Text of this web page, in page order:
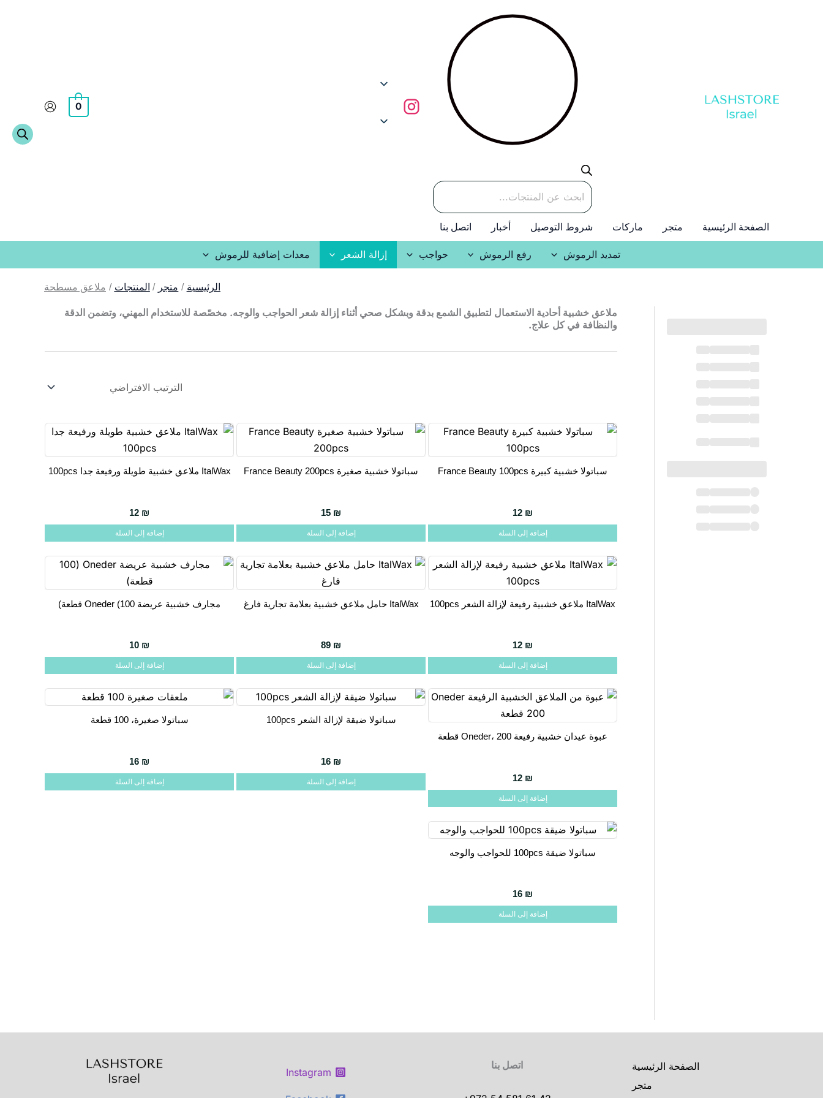
Products
search
0
الصفحة الرئيسية متجر ماركات شروط التوصيل أخبار اتصل بنا
تمديد الرموش رفع الرموش حواجب إزالة الشعر معدات إضافية للرموش
الرئيسية متجر المنتجات ملاعق مسطحة
ملاعق خشبية أحادية الاستعمال لتطبيق الشمع بدقة وبشكل صحي أثناء إزالة شعر الحواجب والوجه. مخصّصة للاستخدام المهني، وتضمن الدقة
والنظافة في كل علاج.
سباتولا خشبية كبيرة France Beauty 100pcs
12 ₪
إضافة إلى السلة
سباتولا خشبية صغيرة France Beauty 200pcs
15 ₪
إضافة إلى السلة
ItalWax ملاعق خشبية طويلة ورفيعة جدا 100pcs
12 ₪
إضافة إلى السلة
ItalWax ملاعق خشبية رفيعة لإزالة الشعر 100pcs
12 ₪
إضافة إلى السلة
ItalWax حامل ملاعق خشبية بعلامة تجارية فارغ
89 ₪
إضافة إلى السلة
مجارف خشبية عريضة Oneder (100 قطعة)
10 ₪
إضافة إلى السلة
عبوة عيدان خشبية رفيعة Oneder، 200 قطعة
12 ₪
إضافة إلى السلة
سباتولا ضيقة لإزالة الشعر 100pcs
16 ₪
إضافة إلى السلة
سباتولا صغيرة، 100 قطعة
16 ₪
إضافة إلى السلة
سباتولا ضيقة 100pcs للحواجب والوجه
16 ₪
إضافة إلى السلة
الصفحة الرئيسية
متجر
اتصل بنا
Instagram